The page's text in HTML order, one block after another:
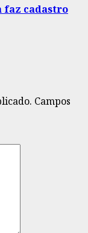
faz cadastro
Campos